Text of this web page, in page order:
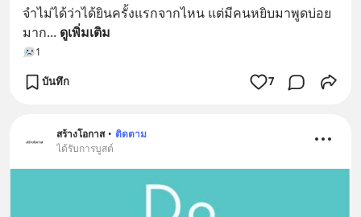
จำไม่ได้ว่าได้ยินครั้งแรกจากไหน แต่มีคนหยิบมาพูดบ่อย
มาก... ดูเพิ่มเติม
1
บันทึก 7
สร้างโอกาส • ติดตาม
ได้รับการบูสต์